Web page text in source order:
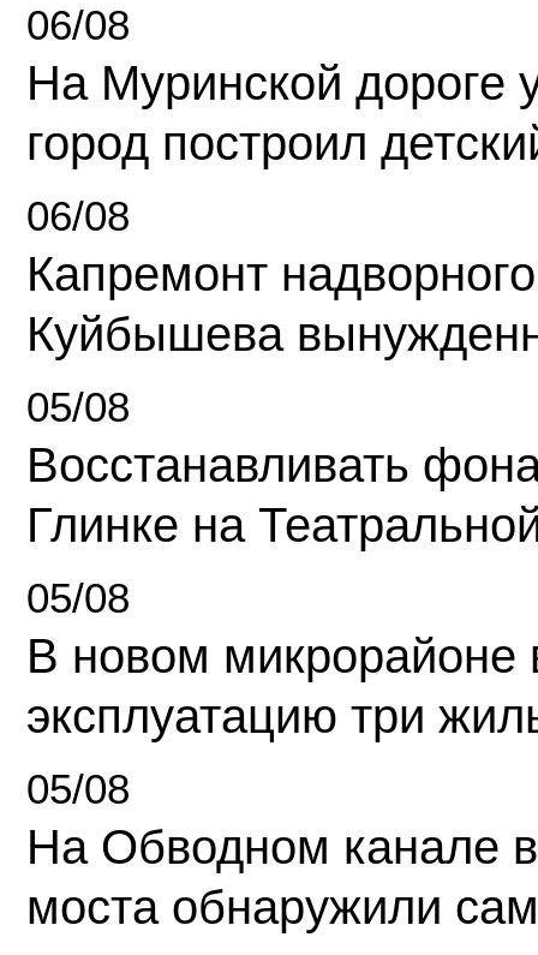
06/08
На Муринской дороге
город построил
06/08
Капремонт
Куйбышева
05/08
Восстанавливать
Глинке на
05/08
В новом микрорайоне
эксплуатацию три
05/08
На Обводном канале
моста обнаружили